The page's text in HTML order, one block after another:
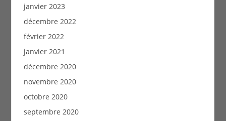
janvier 2023
décembre 2022
février 2022
janvier 2021
décembre 2020
novembre 2020
octobre 2020
septembre 2020